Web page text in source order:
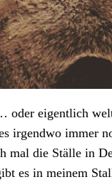
oder eigentlich
irgendwo immer
mal die Ställe in
es in meinem